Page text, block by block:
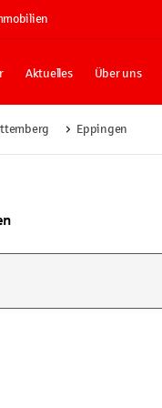
Aktuelles Über uns
Eppingen